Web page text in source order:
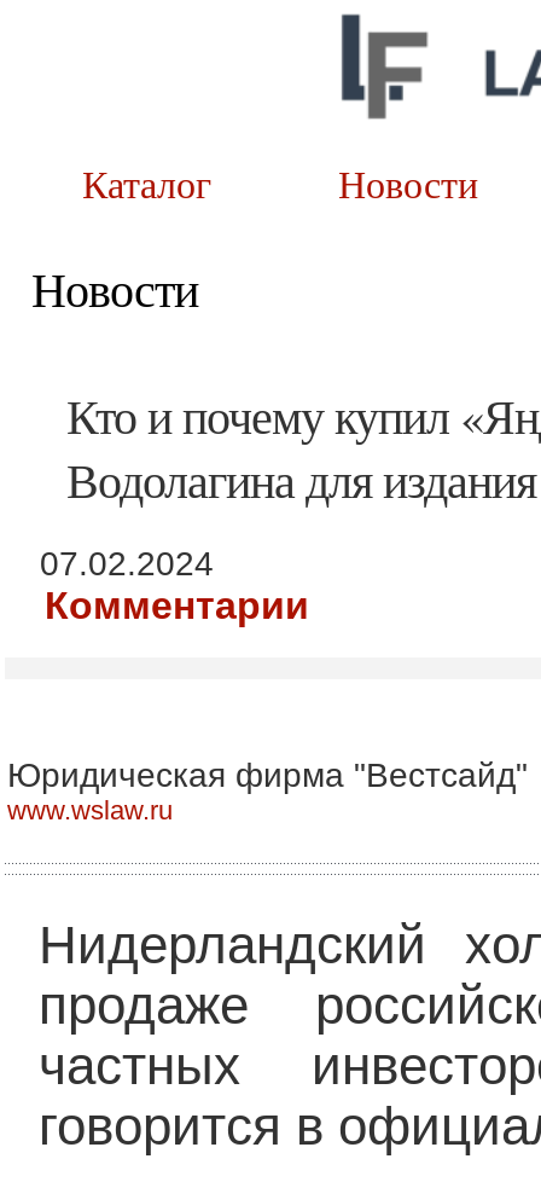
Каталог
Новости
Кто и почему купил
Водолагина для
07.02.2024
Комментарии
Юридическая фирма "Вестсайд"
www.wslaw.ru
Нидерландский
продаже
частных
говорится в